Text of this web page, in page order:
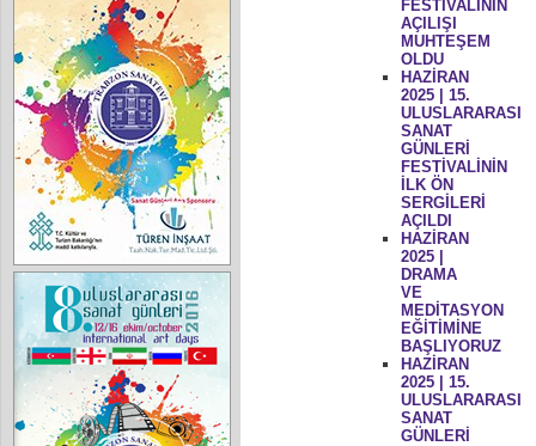
FESTİVALİNİN
AÇILIŞI
MUHTEŞEM
OLDU
HAZİRAN
2025 | 15.
ULUSLARARASI
SANAT
GÜNLERİ
FESTİVALİNİN
İLK ÖN
SERGİLERİ
AÇILDI
HAZİRAN
2025 |
DRAMA
VE
MEDİTASYON
EĞİTİMİNE
BAŞLIYORUZ
HAZİRAN
2025 | 15.
ULUSLARARASI
SANAT
GÜNLERİ